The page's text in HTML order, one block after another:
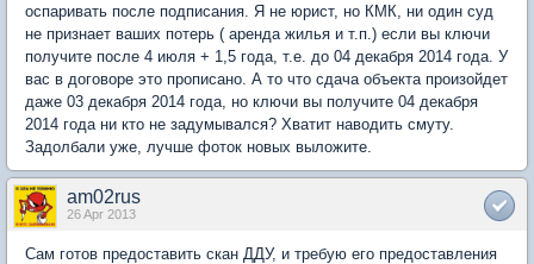
оспаривать после подписания. Я не юрист, но КМК, ни один суд
не признает ваших потерь ( аренда жилья и т.п.) если вы ключи
получите после 4 июля + 1,5 года, т.е. до 04 декабря 2014 года. У
вас в договоре это прописано. А то что сдача объекта произойдет
даже 03 декабря 2014 года, но ключи вы получите 04 декабря
2014 года ни кто не задумывался? Хватит наводить смуту.
Задолбали уже, лучше фоток новых выложите.
am02rus
26 Apr 2013
Сам готов предоставить скан ДДУ, и требую его предоставления